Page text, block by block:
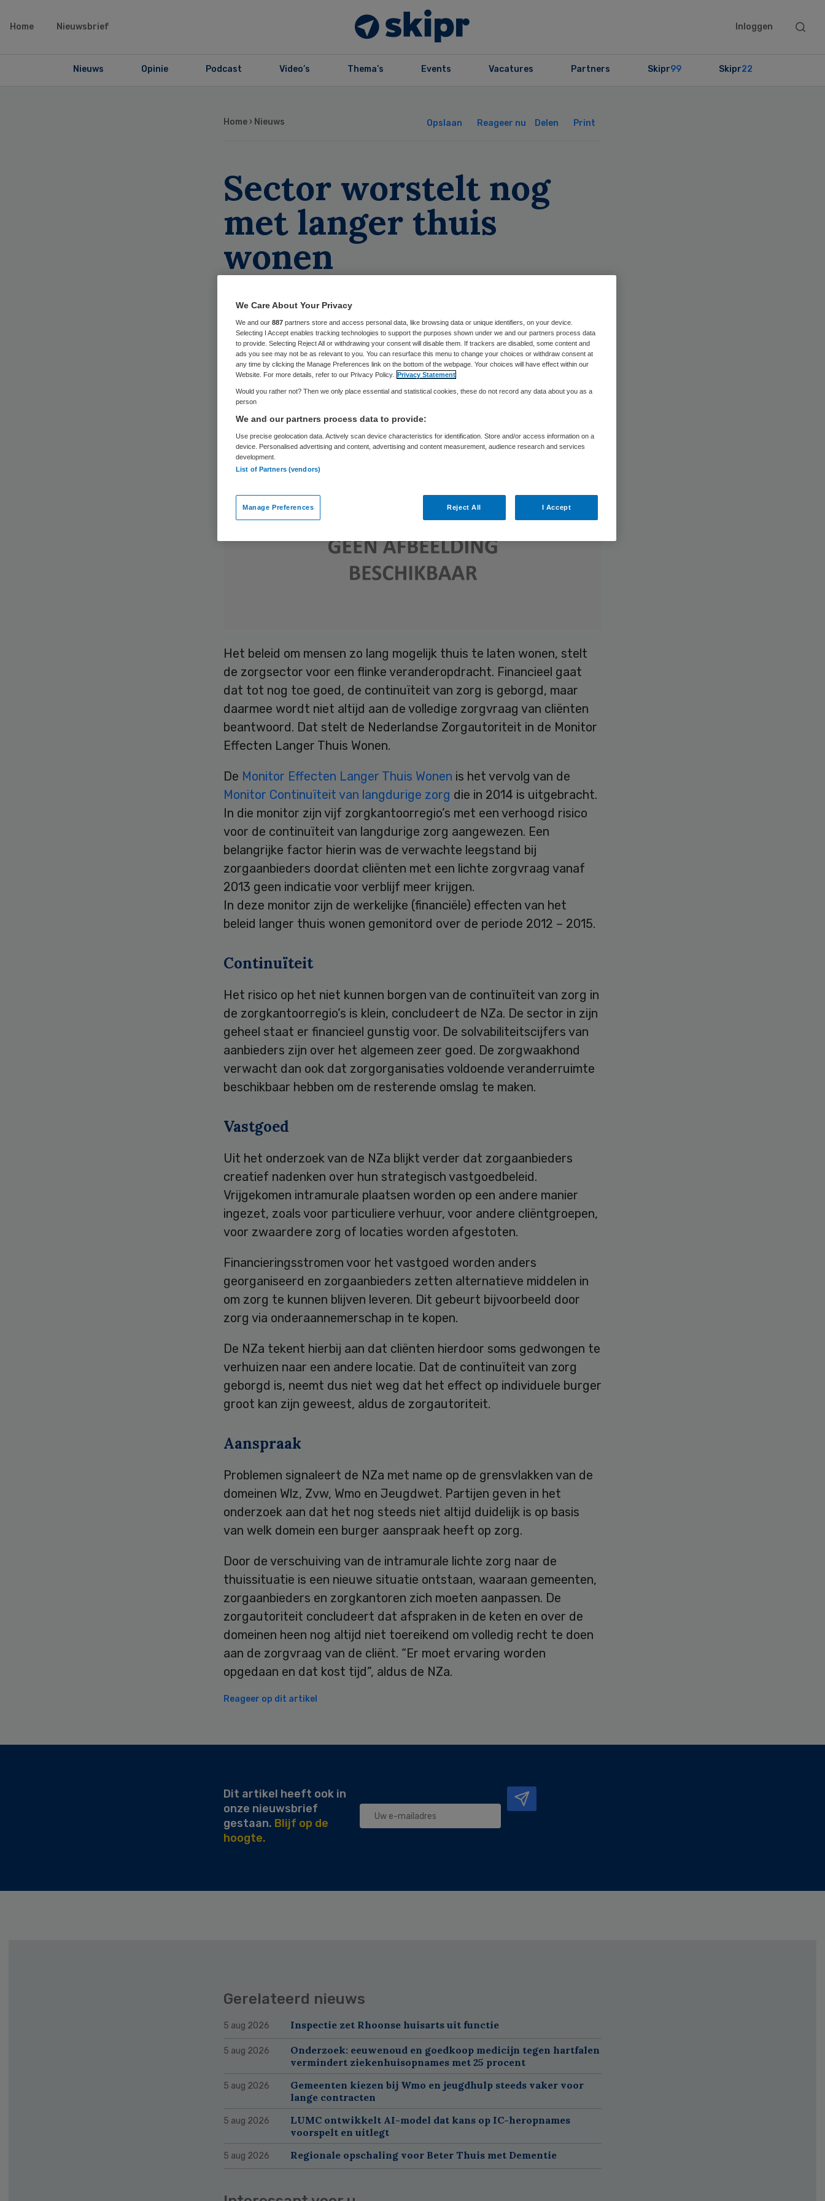
Home Nieuwsbrief Inloggen
Search
Nieuws Opinie Podcast Video’s Thema’s Events Vacatures Partners Skipr99 Skipr22
Home › Nieuws Opslaan Reageer nu Delen Print
Sector worstelt nog
met langer thuis
wonen
21 oktober 2016
Het beleid om mensen zo lang mogelijk thuis te laten wonen, stelt
de zorgsector voor een flinke veranderopdracht. Financieel gaat
dat tot nog toe goed, de continuïteit van zorg is geborgd, maar
daarmee wordt niet altijd aan de volledige zorgvraag van cliënten
beantwoord. Dat stelt de Nederlandse Zorgautoriteit in de Monitor
Effecten Langer Thuis Wonen.
De Monitor Effecten Langer Thuis Wonen is het vervolg van de
Monitor Continuïteit van langdurige zorg die in 2014 is uitgebracht.
In die monitor zijn vijf zorgkantoorregio’s met een verhoogd risico
voor de continuïteit van langdurige zorg aangewezen. Een
belangrijke factor hierin was de verwachte leegstand bij
zorgaanbieders doordat cliënten met een lichte zorgvraag vanaf
2013 geen indicatie voor verblijf meer krijgen.
In deze monitor zijn de werkelijke (financiële) effecten van het
beleid langer thuis wonen gemonitord over de periode 2012 – 2015.
Continuïteit
Het risico op het niet kunnen borgen van de continuïteit van zorg in
de zorgkantoorregio’s is klein, concludeert de NZa. De sector in zijn
geheel staat er financieel gunstig voor. De solvabiliteitscijfers van
aanbieders zijn over het algemeen zeer goed. De zorgwaakhond
verwacht dan ook dat zorgorganisaties voldoende veranderruimte
beschikbaar hebben om de resterende omslag te maken.
Vastgoed
Uit het onderzoek van de NZa blijkt verder dat zorgaanbieders
creatief nadenken over hun strategisch vastgoedbeleid.
Vrijgekomen intramurale plaatsen worden op een andere manier
ingezet, zoals voor particuliere verhuur, voor andere cliëntgroepen,
voor zwaardere zorg of locaties worden afgestoten.
Financieringsstromen voor het vastgoed worden anders
georganiseerd en zorgaanbieders zetten alternatieve middelen in
om zorg te kunnen blijven leveren. Dit gebeurt bijvoorbeeld door
zorg via onderaannemerschap in te kopen.
De NZa tekent hierbij aan dat cliënten hierdoor soms gedwongen te
verhuizen naar een andere locatie. Dat de continuïteit van zorg
geborgd is, neemt dus niet weg dat het effect op individuele burger
groot kan zijn geweest, aldus de zorgautoriteit.
Aanspraak
Problemen signaleert de NZa met name op de grensvlakken van de
domeinen Wlz, Zvw, Wmo en Jeugdwet. Partijen geven in het
onderzoek aan dat het nog steeds niet altijd duidelijk is op basis
van welk domein een burger aanspraak heeft op zorg.
Door de verschuiving van de intramurale lichte zorg naar de
thuissituatie is een nieuwe situatie ontstaan, waaraan gemeenten,
zorgaanbieders en zorgkantoren zich moeten aanpassen. De
zorgautoriteit concludeert dat afspraken in de keten en over de
domeinen heen nog altijd niet toereikend om volledig recht te doen
aan de zorgvraag van de cliënt. “Er moet ervaring worden
opgedaan en dat kost tijd”, aldus de NZa.
Reageer op dit artikel
Secondary
Dit artikel heeft ook in
onze nieuwsbrief
gestaan. Blijf op de
hoogte.
Gerelateerd nieuws
5 aug 2026 Inspectie zet Rhoonse huisarts uit functie
5 aug 2026
Onderzoek: eeuwenoud en goedkoop medicijn tegen hartfalen
vermindert ziekenhuisopnames met 25 procent
5 aug 2026
Gemeenten kiezen bij Wmo en jeugdhulp steeds vaker voor
lange contracten
5 aug 2026
LUMC ontwikkelt AI-model dat kans op IC-heropnames
voorspelt en uitlegt
5 aug 2026 Regionale opschaling voor Beter Thuis met Dementie
We Care About Your Privacy
We and our 887 partners store and access personal data, like browsing data or unique identifiers, on your device.
Selecting I Accept enables tracking technologies to support the purposes shown under we and our partners process data
to provide. Selecting Reject All or withdrawing your consent will disable them. If trackers are disabled, some content and
ads you see may not be as relevant to you. You can resurface this menu to change your choices or withdraw consent at
any time by clicking the Manage Preferences link on the bottom of the webpage. Your choices will have effect within our
Website. For more details, refer to our Privacy Policy. Privacy Statement
Would you rather not? Then we only place essential and statistical cookies, these do not record any data about you as a
person
We and our partners process data to provide:
Use precise geolocation data. Actively scan device characteristics for identification. Store and/or access information on a
device. Personalised advertising and content, advertising and content measurement, audience research and services
development.
List of Partners (vendors)
Manage Preferences Reject All I Accept